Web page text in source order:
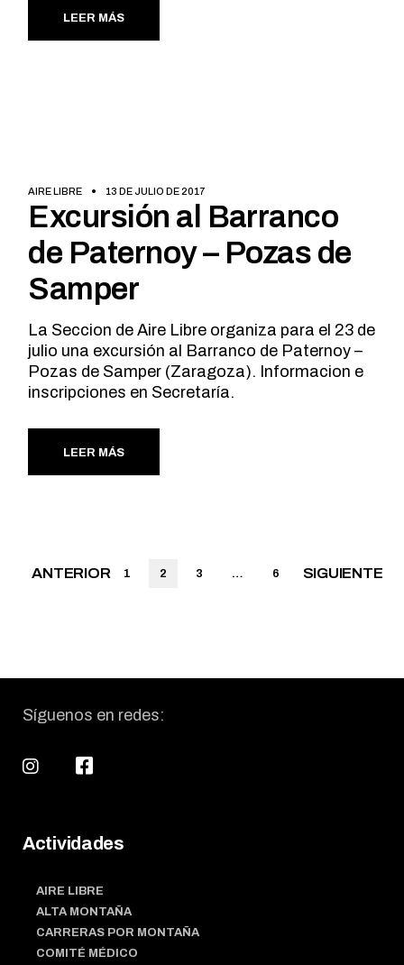
LEER MÁS
AIRE LIBRE 13 DE JULIO DE 2017
Excursión al Barranco
de Paternoy – Pozas de
Samper
La Seccion de Aire Libre organiza para el 23 de
julio una excursión al Barranco de Paternoy –
Pozas de Samper (Zaragoza). Informacion e
inscripciones en Secretaría.
LEER MÁS
Paginación
ANTERIOR 1 2 3 … 6 SIGUIENTE
Síguenos en redes:
Actividades
AIRE LIBRE
ALTA MONTAÑA
CARRERAS POR MONTAÑA
COMITÉ MÉDICO